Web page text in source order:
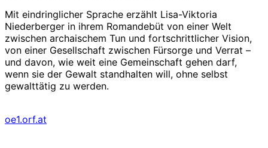
Mit eindringlicher Sprache erzählt Lisa-Viktoria
Niederberger in ihrem Romandebüt von einer Welt
zwischen archaischem Tun und fortschrittlicher Vision,
von einer Gesellschaft zwischen Fürsorge und Verrat –
und davon, wie weit eine Gemeinschaft gehen darf,
wenn sie der Gewalt standhalten will, ohne selbst
gewalttätig zu werden.
oe1.orf.at